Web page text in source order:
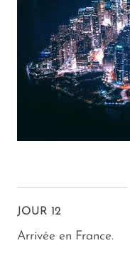
JOUR 12
Arrivée en France.